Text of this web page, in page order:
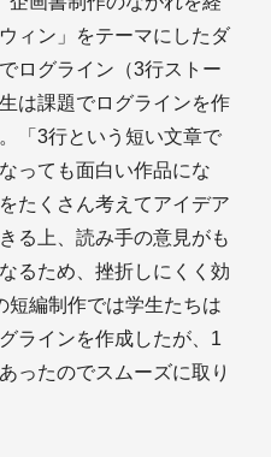
ィン」をテーマにしたダ
ログライン（3行ストー
は課題でログラインを作
「3行という短い文章で
っても面白い作品にな
たくさん考えてアイデア
る上、読み手の意見がも
るため、挫折しにくく効
短編制作では学生たちは
ラインを作成したが、1
ったのでスムーズに取り